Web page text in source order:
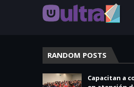
RANDOM POSTS
Capacitan a